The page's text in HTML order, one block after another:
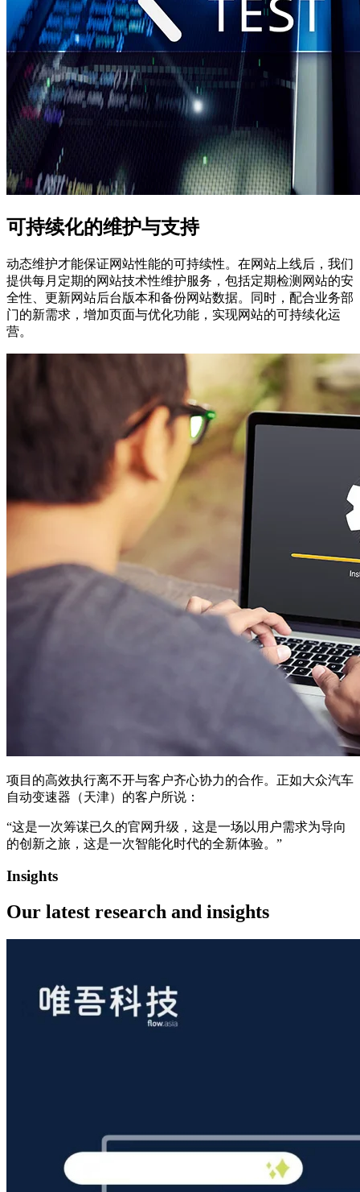
可持续化的维护与支持
动态维护才能保证网站性能的可持续性。在网站上线后，我们
提供每月定期的网站技术性维护服务，包括定期检测网站的安
全性、更新网站后台版本和备份网站数据。同时，配合业务部
门的新需求，增加页面与优化功能，实现网站的可持续化运
营。
项目的高效执行离不开与客户齐心协力的合作。正如大众汽车
自动变速器（天津）的客户所说：
“这是一次筹谋已久的官网升级，这是一场以用户需求为导向
的创新之旅，这是一次智能化时代的全新体验。”
Insights
Our latest research and insights